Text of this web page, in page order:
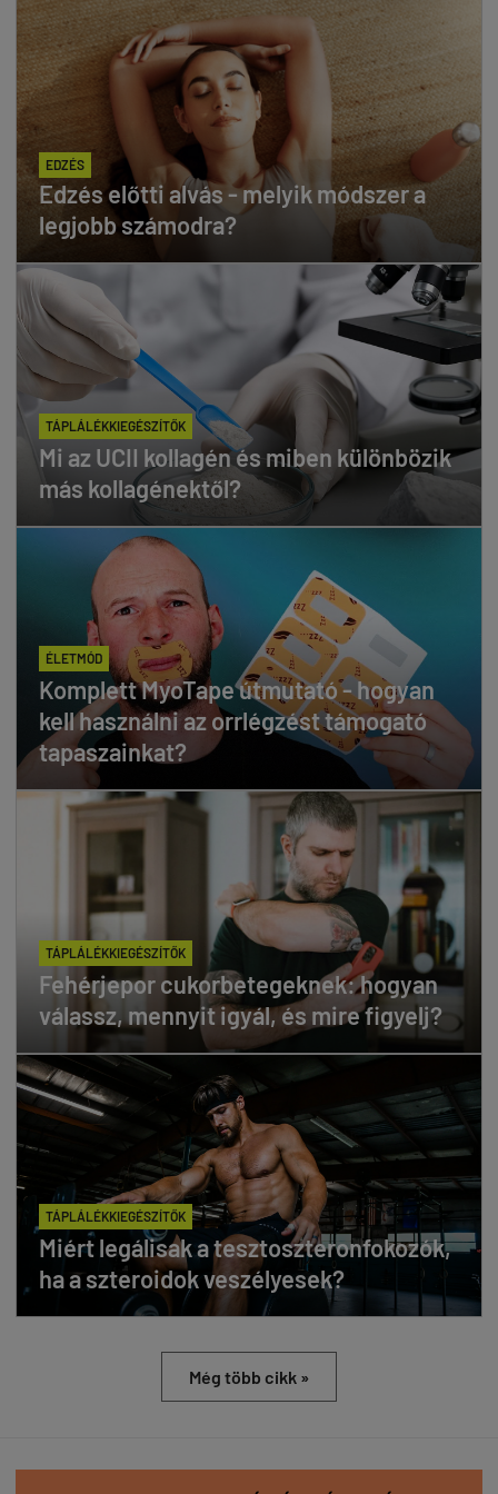
EDZÉS
Edzés előtti alvás - melyik módszer a
legjobb számodra?
TÁPLÁLÉKKIEGÉSZÍTŐK
Mi az UCII kollagén és miben különbözik
más kollagénektől?
ÉLETMÓD
Komplett MyoTape útmutató - hogyan
kell használni az orrlégzést támogató
tapaszainkat?
TÁPLÁLÉKKIEGÉSZÍTŐK
Fehérjepor cukorbetegeknek: hogyan
válassz, mennyit igyál, és mire figyelj?
TÁPLÁLÉKKIEGÉSZÍTŐK
Miért legálisak a tesztoszteronfokozók,
ha a szteroidok veszélyesek?
Még több cikk »